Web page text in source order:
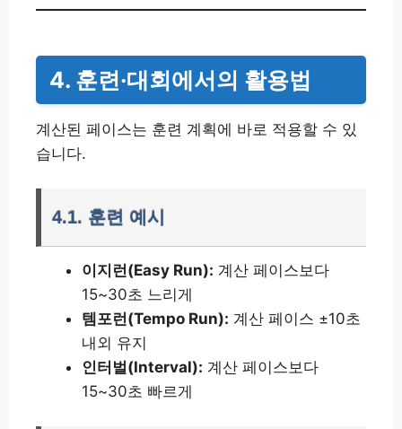
4. 훈련·대회에서의 활용법
계산된 페이스는 훈련 계획에 바로 적용할 수 있
습니다.
4.1. 훈련 예시
이지런(Easy Run): 계산 페이스보다
15~30초 느리게
템포런(Tempo Run): 계산 페이스 ±10초
내외 유지
인터벌(Interval): 계산 페이스보다
15~30초 빠르게